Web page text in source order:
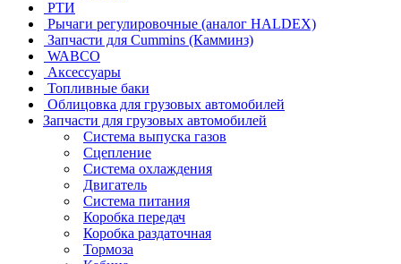
РТИ
Рычаги регулировочные (аналог HALDEX)
Запчасти для Cummins (Камминз)
WABCO
Аксессуары
Топливные баки
Облицовка для грузовых автомобилей
Запчасти для грузовых автомобилей
Система выпуска газов
Сцепление
Система охлаждения
Двигатель
Система питания
Коробка передач
Коробка раздаточная
Тормоза